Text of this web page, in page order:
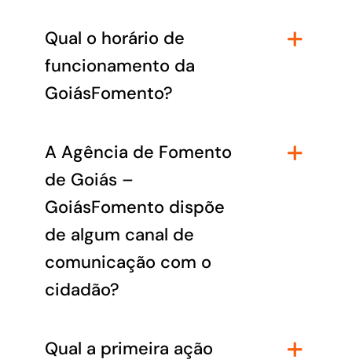
Qual o horário de
funcionamento da
GoiásFomento?
A Agência de Fomento
de Goiás –
GoiásFomento dispõe
de algum canal de
comunicação com o
cidadão?
Qual a primeira ação